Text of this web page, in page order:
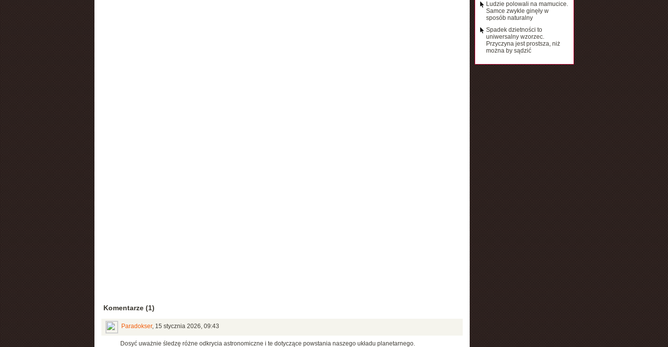
Komentarze (1)
Paradokser, 15 stycznia 2026, 09:43
Dosyć uważnie śledzę różne odkrycia astronomiczne i te dotyczące powstania naszego układu planetarnego.
Ludzie polowali na mamucice.
Samce zwykle ginęły w
sposób naturalny
Spadek dzietności to
uniwersalny wzorzec.
Przyczyna jest prostsza, niż
można by sądzić